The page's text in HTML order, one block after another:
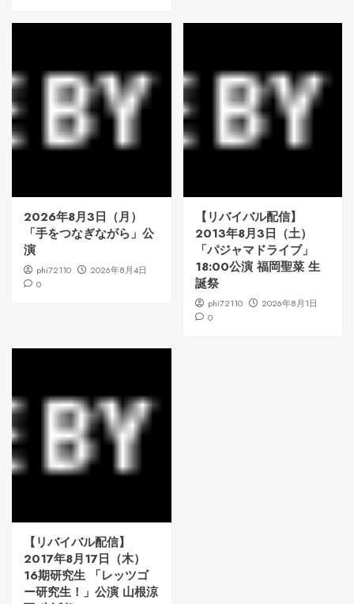
2026年8月3日（月）
「手をつなぎながら」公
演
phi72110
2026年8月4日
0
【リバイバル配信】
2013年8月3日（土）
「パジャマドライブ」
18:00公演 福岡聖菜 生
誕祭
phi72110
2026年8月1日
0
【リバイバル配信】
2017年8月17日（木）
16期研究生 「レッツゴ
ー研究生！」公演 山根涼